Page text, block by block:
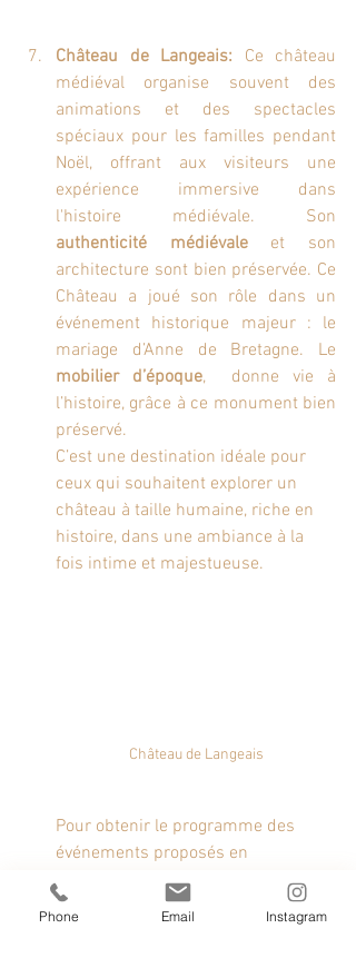
Château de Langeais: Ce château
médiéval organise souvent des
animations et des spectacles
spéciaux pour les familles pendant
Noël, offrant aux visiteurs une
expérience immersive dans
authenticité médiévale et son
architecture sont bien préservée. Ce
Château a joué son rôle dans un
événement historique majeur : le
mobilier d’époque,  donne vie à
l’histoire, grâce à ce monument bien
préservé.
C’est une destination idéale pour
ceux qui souhaitent explorer un
château à taille humaine, riche en
histoire, dans une ambiance à la
fois intime et majestueuse.
Château de Langeais
Pour obtenir le programme des
événements proposés en
Touraine
et dans chaque château
Noël au pays des Châteaux
Phone Email Instagram